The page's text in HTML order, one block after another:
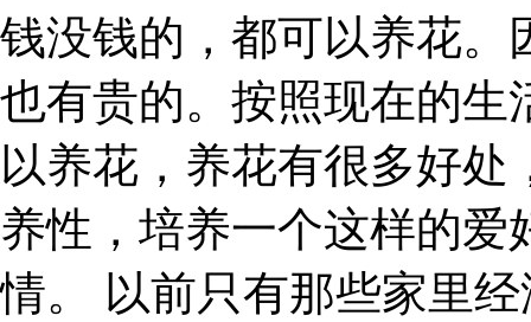
钱没钱的，都可以养花。
也有贵的。按照现在的生
以养花，养花有很多好
养性，培养一个这样的
情。 以前只有那些家里